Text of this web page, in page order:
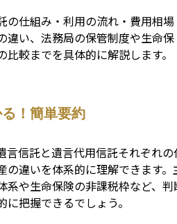
の仕組み・利用の流れ・費用相場
違い、法務局の保管制度や生命保
較までを具体的に解説します。
！簡単要約
言信託と遺言代用信託それぞれの
の違いを体系的に理解できます。
系や生命保険の非課税枠など、判
把握できるでしょう。